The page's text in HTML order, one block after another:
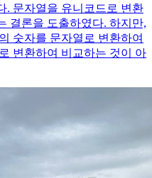
. 문자열을 유니코드로 변환
결론을 도출하였다. 하지만,
숫자를 문자열로 변환하여
변환하여 비교하는 것이 아